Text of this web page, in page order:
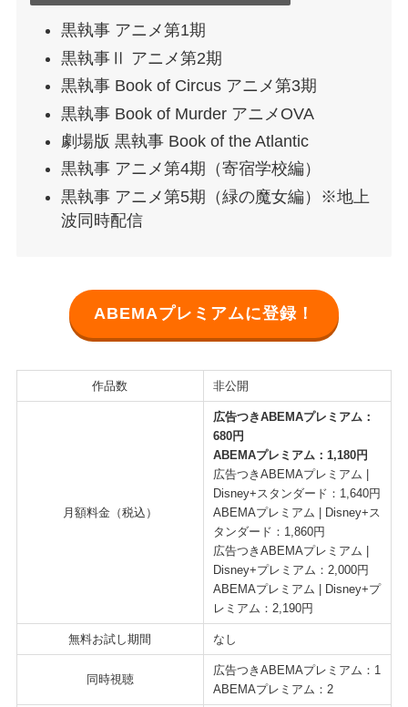
黒執事 アニメ第1期
黒執事Ⅱ アニメ第2期
黒執事 Book of Circus アニメ第3期
黒執事 Book of Murder アニメOVA
劇場版 黒執事 Book of the Atlantic
黒執事 アニメ第4期（寄宿学校編）
黒執事 アニメ第5期（緑の魔女編）※地上
波同時配信
ABEMAプレミアムに登録！
作品数 非公開
月額料金（税込）
広告つきABEMAプレミアム：
680円
ABEMAプレミアム：1,180円
広告つきABEMAプレミアム |
Disney+スタンダード：1,640円
ABEMAプレミアム | Disney+ス
タンダード：1,860円
広告つきABEMAプレミアム |
Disney+プレミアム：2,000円
ABEMAプレミアム | Disney+プ
レミアム：2,190円
無料お試し期間 なし
同時視聴
広告つきABEMAプレミアム：1
ABEMAプレミアム：2